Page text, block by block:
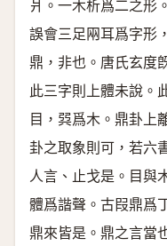
爿。一木析爲二之形
誤會三足㒳耳爲字形
鼎，非也。唐氏玄度
此三字則上體未說。
目，㢲爲木。鼎卦上
卦之取象則可，若六
人言、止戈是。目與
體爲諧聲。古叚鼎爲
鼎來皆是。鼎之言當